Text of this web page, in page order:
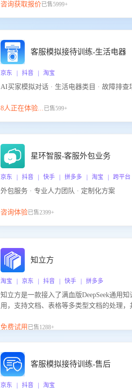
咨询获取报价已售5999+
客服模拟接待训练-生活电器
京东 | 抖音 | 淘宝
AI买家模拟对话 · 生活电器类目 · 故障排查
8人正在体验...已售599+
星环智服-客服外包业务
京东 | 抖音 | 快手 | 拼多多 | 淘宝 | 跨平台
外包服务 · 专业人力团队 · 定制化方案
咨询体验已售2399+
知立方
淘宝 | 京东 | 抖音 | 快手 | 拼多多
知立方是一款接入了满血版DeepSeek通用知
用，支持文档、表格等多类型文档的处理，
景提供强大的知识支持，帮助用户高效管理
免费试用 已售1288+
客服模拟接待训练-售后
京东 | 抖音 | 淘宝